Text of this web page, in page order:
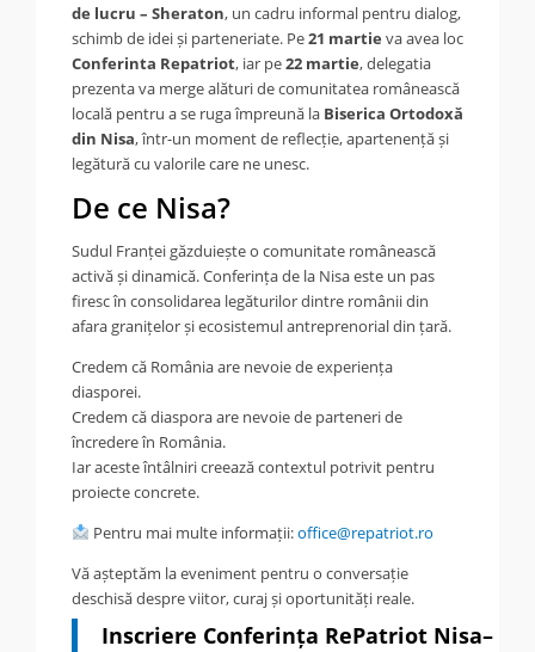
de lucru – Sheraton, un cadru informal pentru dialog,
schimb de idei și parteneriate. Pe21 martie va avea loc
Conferinta Repatriot, iar pe22 martie, delegatia
prezenta va merge alături de comunitatea românească
locală pentru a se ruga împreună la Biserica Ortodoxă
din Nisa, într-un moment de reflecție, apartenență și
legătură cu valorile care ne unesc.
De ce Nisa?
Sudul Franței găzduiește o comunitate românească
activă și dinamică. Conferința de la Nisa este un pas
firesc în consolidarea legăturilor dintre românii din
afara granițelor și ecosistemul antreprenorial din țară.
Credem că România are nevoie de experiența
diasporei.
Credem că diaspora are nevoie de parteneri de
încredere în România.
Iar aceste întâlniri creează contextul potrivit pentru
proiecte concrete.
Pentru mai multe informații:office@repatriot.ro
Vă așteptăm la eveniment pentru o conversație
deschisă despre viitor, curaj și oportunități reale.
Inscriere Conferința RePatriot Nisa–